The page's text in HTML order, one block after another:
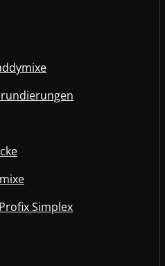
Simplex